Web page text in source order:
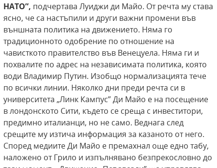
НАТО”, подчертава Луиджи ди Майо. От речта му става
ясно, че са настъпили и други важни промени във
външната политика на движението. Няма го
традиционното одобрение по отношение на
чависткото правителство във Венецуела. Няма ги и
похвалите по адрес на независимата политика, която
води Владимир Путин. Изобщо нормализацията тече
по всички линии. Няколко дни преди речта си в
университета „Линк Кампус” Ди Майо е на посещение
в лондонското Сити, където се среща с инвеститори,
предимно италианци, но не само. Веднага след
срещите му изтича информация за казаното от него.
Според медиите Ди Майо е премахнал още едно табу,
наложено от Грило и изпълнявано безпрекословно до